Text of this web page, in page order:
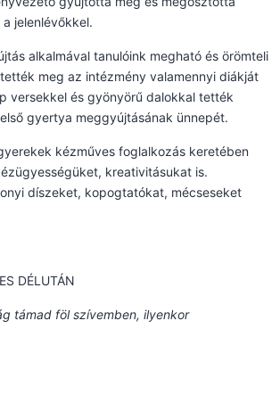
jelenlévőkkel.
alkalmával tanulóink megható és örömteli
meg az intézmény valamennyi diákját
versekkel és gyönyörű dalokkal tették
gyertya meggyújtásának ünnepét.
kézműves foglalkozás keretében
kreativitásukat is.
díszeket, kopogtatókat, mécseseket
DÉLUTÁN
támad föl szívemben, ilyenkor